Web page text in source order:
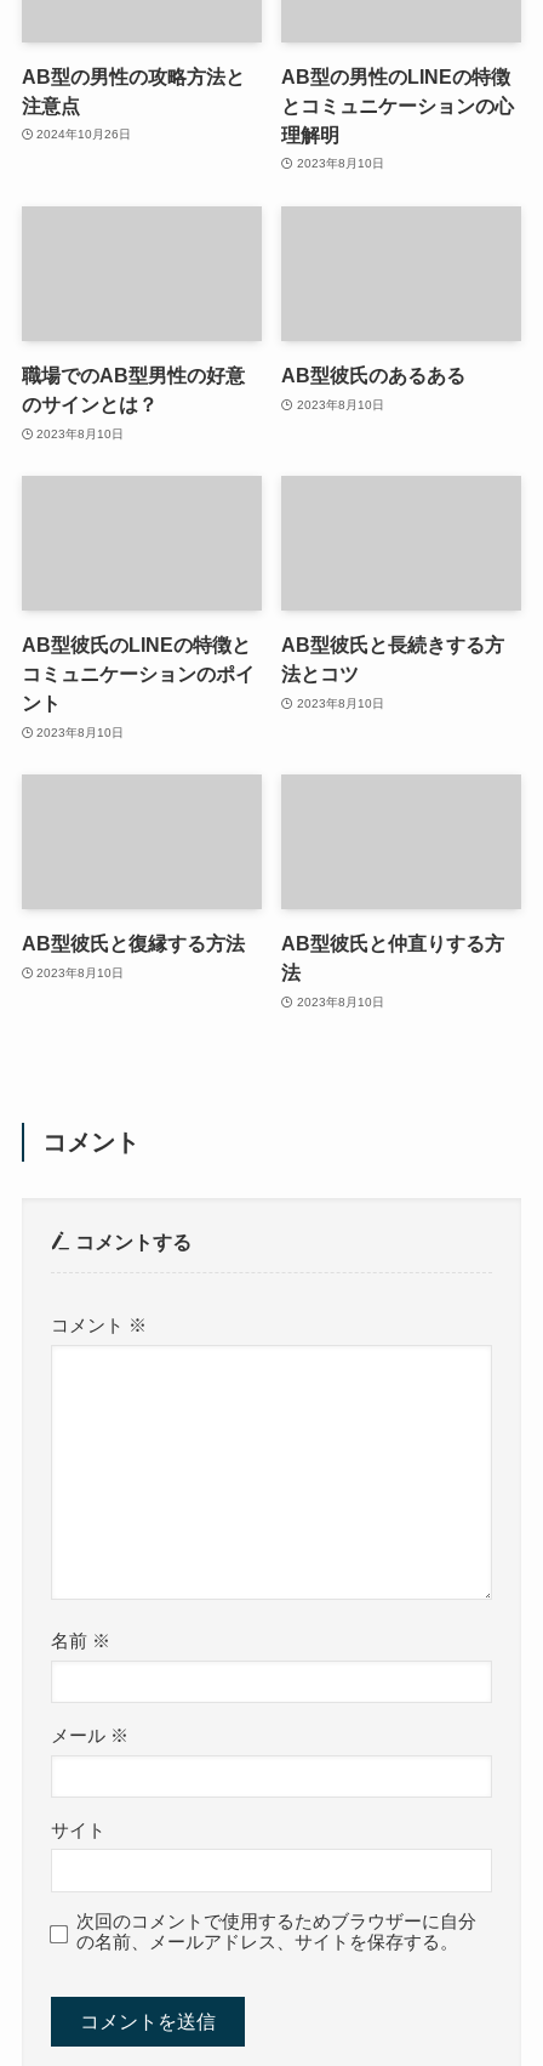
AB型の男性の攻略方法と
注意点
2024年10月26日
AB型の男性のLINEの特徴
とコミュニケーションの心
理解明
2023年8月10日
職場でのAB型男性の好意
のサインとは？
2023年8月10日
AB型彼氏のあるある
2023年8月10日
AB型彼氏のLINEの特徴と
コミュニケーションのポイ
ント
2023年8月10日
AB型彼氏と長続きする方
法とコツ
2023年8月10日
AB型彼氏と復縁する方法
2023年8月10日
AB型彼氏と仲直りする方
法
2023年8月10日
コメント
コメントする
コメント ※
名前 ※
メール ※
サイト
次回のコメントで使用するためブラウザーに自分
の名前、メールアドレス、サイトを保存する。